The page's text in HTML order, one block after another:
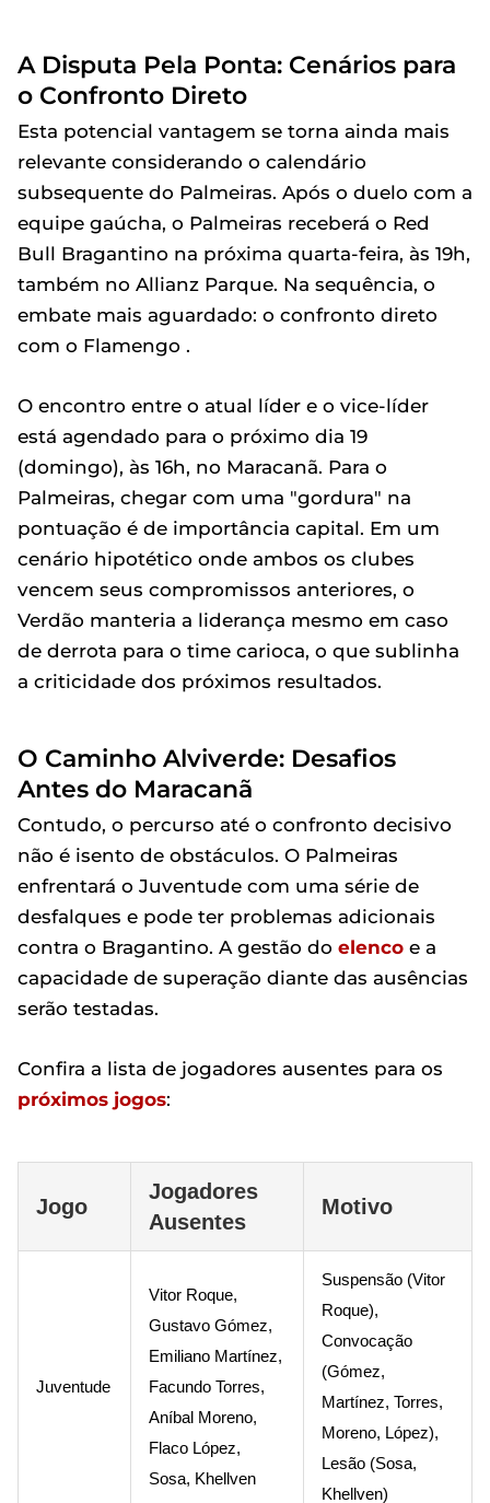
A Disputa Pela Ponta: Cenários para
o Confronto Direto
Esta potencial vantagem se torna ainda mais
relevante considerando o calendário
subsequente do Palmeiras. Após o duelo com a
equipe gaúcha, o Palmeiras receberá o Red
Bull Bragantino na próxima quarta-feira, às 19h,
também no Allianz Parque. Na sequência, o
embate mais aguardado: o confronto direto
com o Flamengo .
O encontro entre o atual líder e o vice-líder
está agendado para o próximo dia 19
(domingo), às 16h, no Maracanã. Para o
Palmeiras, chegar com uma "gordura" na
pontuação é de importância capital. Em um
cenário hipotético onde ambos os clubes
vencem seus compromissos anteriores, o
Verdão manteria a liderança mesmo em caso
de derrota para o time carioca, o que sublinha
a criticidade dos próximos resultados.
O Caminho Alviverde: Desafios
Antes do Maracanã
Contudo, o percurso até o confronto decisivo
não é isento de obstáculos. O Palmeiras
enfrentará o Juventude com uma série de
desfalques e pode ter problemas adicionais
contra o Bragantino. A gestão do elenco e a
capacidade de superação diante das ausências
serão testadas.
Confira a lista de jogadores ausentes para os
próximos jogos:
Jogo
Jogadores
Ausentes
Motivo
Juventude
Vitor Roque,
Gustavo Gómez,
Emiliano Martínez,
Facundo Torres,
Aníbal Moreno,
Flaco López,
Sosa, Khellven
Suspensão (Vitor
Roque),
Convocação
(Gómez,
Martínez, Torres,
Moreno, López),
Lesão (Sosa,
Khellven)